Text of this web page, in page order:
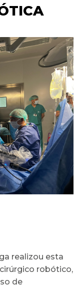
realizou esta
robótico,
de